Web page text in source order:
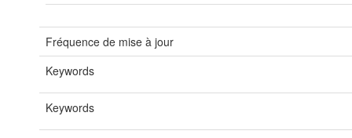
Fréquence de mise à jour
Keywords
Keywords